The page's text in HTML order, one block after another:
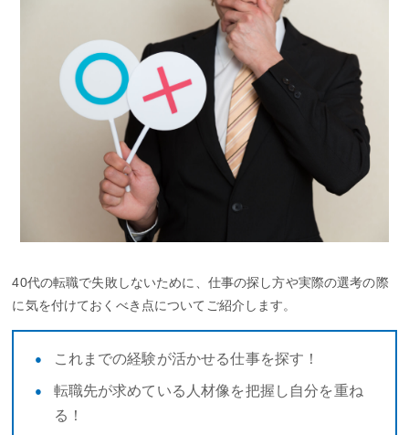
40代の転職で失敗しないために、仕事の探し方や実際の選考の際
に気を付けておくべき点についてご紹介します。
これまでの経験が活かせる仕事を探す！
転職先が求めている人材像を把握し自分を重ね
る！